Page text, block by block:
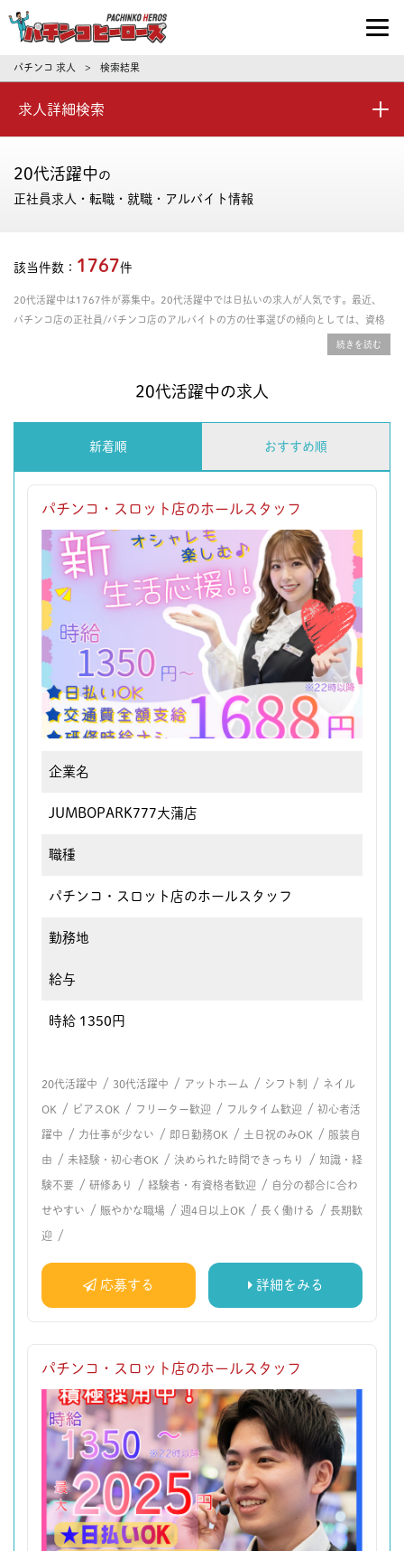
パチンコ求人・転職ならパチンコヒーロ
パチンコ 求人 > 検索結果
求人詳細検索
20代活躍中の
正社員求人・転職・就職・アルバイト情報
該当件数： 1767件
20代活躍中は1767件が募集中。20代活躍中では日払いの求人が人気です。最近、
パチンコ店の正社員/パチンコ店のアルバイトの方の仕事選びの傾向としては、資格
取得支援あり、年間休日の多さ、残業時間の少なさを重視される方が多いです。給料
20代活躍中の求人
新着順 おすすめ順
パチンコ・スロット店のホールスタッフ
企業名
JUMBOPARK777大蒲店
職種
パチンコ・スロット店のホールスタッフ
勤務地
給与
時給 1350円
20代活躍中 / 30代活躍中 / アットホーム / シフト制 / ネイル
OK / ピアスOK / フリーター歓迎 / フルタイム歓迎 / 初心者活
躍中 / 力仕事が少ない / 即日勤務OK / 土日祝のみOK / 服装自
由 / 未経験・初心者OK / 決められた時間できっちり / 知識・経
験不要 / 研修あり / 経験者・有資格者歓迎 / 自分の都合に合わ
せやすい / 賑やかな職場 / 週4日以上OK / 長く働ける / 長期歓
迎 /
応募する 詳細をみる
パチンコ・スロット店のホールスタッフ